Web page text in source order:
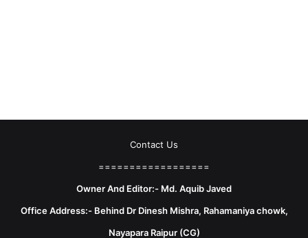
Contact Us
==================
Owner And Editor:- Md. Aquib Javed
Office Address:- Behind Dr Dinesh Mishra, Rahamaniya chowk,
Nayapara Raipur (CG)